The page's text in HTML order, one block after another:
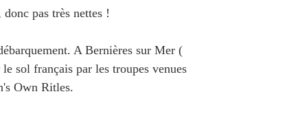
pas très nettes !
A Bernières sur Mer (
sol français par les troupes venues
Own Ritles.